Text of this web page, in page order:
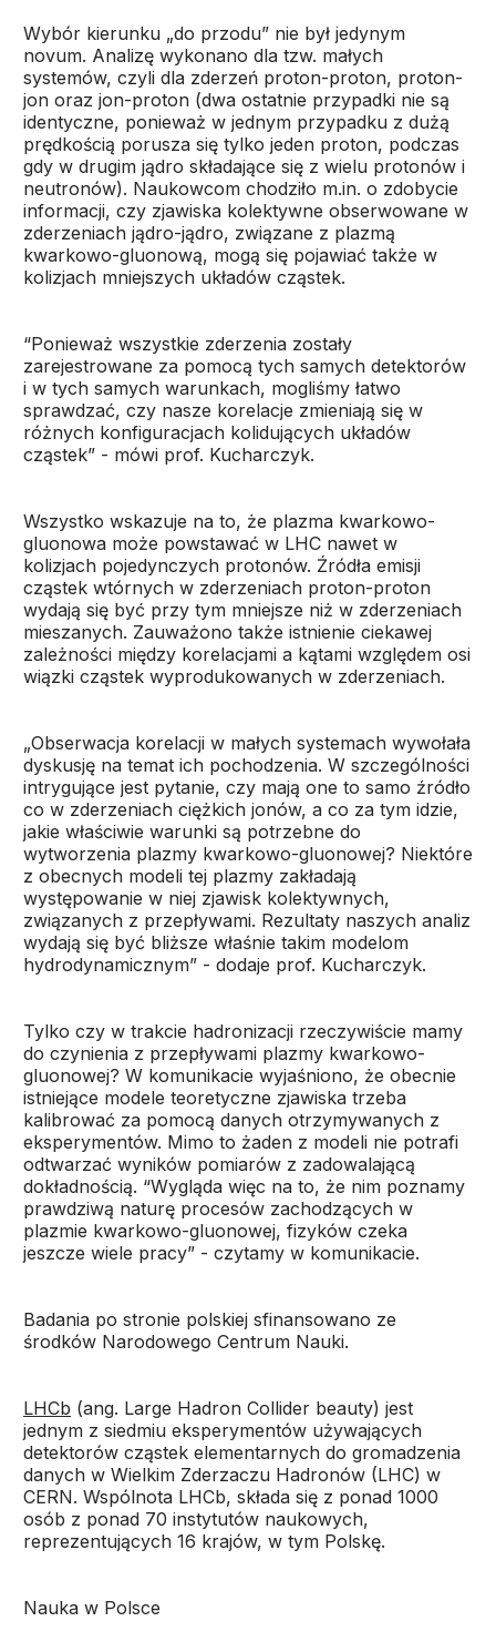
Wybór kierunku „do przodu” nie był jedynym
novum. Analizę wykonano dla tzw. małych
systemów, czyli dla zderzeń proton-proton, proton-
jon oraz jon-proton (dwa ostatnie przypadki nie są
identyczne, ponieważ w jednym przypadku z dużą
prędkością porusza się tylko jeden proton, podczas
gdy w drugim jądro składające się z wielu protonów i
neutronów). Naukowcom chodziło m.in. o zdobycie
informacji, czy zjawiska kolektywne obserwowane w
zderzeniach jądro-jądro, związane z plazmą
kwarkowo-gluonową, mogą się pojawiać także w
kolizjach mniejszych układów cząstek.
“Ponieważ wszystkie zderzenia zostały
zarejestrowane za pomocą tych samych detektorów
i w tych samych warunkach, mogliśmy łatwo
sprawdzać, czy nasze korelacje zmieniają się w
różnych konfiguracjach kolidujących układów
cząstek” - mówi prof. Kucharczyk.
Wszystko wskazuje na to, że plazma kwarkowo-
gluonowa może powstawać w LHC nawet w
kolizjach pojedynczych protonów. Źródła emisji
cząstek wtórnych w zderzeniach proton-proton
wydają się być przy tym mniejsze niż w zderzeniach
mieszanych. Zauważono także istnienie ciekawej
zależności między korelacjami a kątami względem osi
wiązki cząstek wyprodukowanych w zderzeniach.
„Obserwacja korelacji w małych systemach wywołała
dyskusję na temat ich pochodzenia. W szczególności
intrygujące jest pytanie, czy mają one to samo źródło
co w zderzeniach ciężkich jonów, a co za tym idzie,
jakie właściwie warunki są potrzebne do
wytworzenia plazmy kwarkowo-gluonowej? Niektóre
z obecnych modeli tej plazmy zakładają
występowanie w niej zjawisk kolektywnych,
związanych z przepływami. Rezultaty naszych analiz
wydają się być bliższe właśnie takim modelom
hydrodynamicznym” - dodaje prof. Kucharczyk.
Tylko czy w trakcie hadronizacji rzeczywiście mamy
do czynienia z przepływami plazmy kwarkowo-
gluonowej? W komunikacie wyjaśniono, że obecnie
istniejące modele teoretyczne zjawiska trzeba
kalibrować za pomocą danych otrzymywanych z
eksperymentów. Mimo to żaden z modeli nie potrafi
odtwarzać wyników pomiarów z zadowalającą
dokładnością. “Wygląda więc na to, że nim poznamy
prawdziwą naturę procesów zachodzących w
plazmie kwarkowo-gluonowej, fizyków czeka
jeszcze wiele pracy” - czytamy w komunikacie.
Badania po stronie polskiej sfinansowano ze
środków Narodowego Centrum Nauki.
LHCb (ang. Large Hadron Collider beauty) jest
jednym z siedmiu eksperymentów używających
detektorów cząstek elementarnych do gromadzenia
danych w Wielkim Zderzaczu Hadronów (LHC) w
CERN. Wspólnota LHCb, składa się z ponad 1000
osób z ponad 70 instytutów naukowych,
reprezentujących 16 krajów, w tym Polskę.
Nauka w Polsce